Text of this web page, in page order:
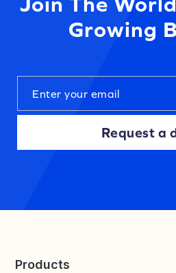
Growing
Request a
Products